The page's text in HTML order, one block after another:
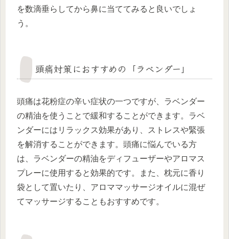
を数滴垂らしてから鼻に当ててみると良いでしょ
う。
頭痛対策におすすめの「ラベンダー」
頭痛は花粉症の辛い症状の一つですが、ラベンダー
の精油を使うことで緩和することができます。ラベ
ンダーにはリラックス効果があり、ストレスや緊張
を解消することができます。頭痛に悩んでいる方
は、ラベンダーの精油をディフューザーやアロマス
プレーに使用すると効果的です。また、枕元に香り
袋として置いたり、アロママッサージオイルに混ぜ
てマッサージすることもおすすめです。